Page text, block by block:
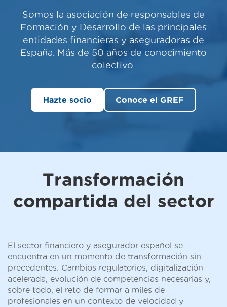
Somos la asociación de responsables de
Formación y Desarrollo de las principales
entidades financieras y aseguradoras de
España. Más de 50 años de conocimiento
colectivo.
Hazte socio Conoce el GREF
Transformación
compartida del sector
El sector financiero y asegurador español se
encuentra en un momento de transformación sin
precedentes. Cambios regulatorios, digitalización
acelerada, evolución de competencias necesarias y,
sobre todo, el reto de formar a miles de
profesionales en un contexto de velocidad y